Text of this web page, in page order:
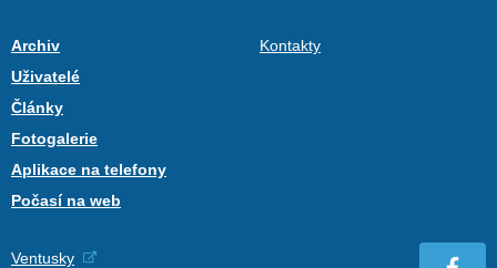
Archiv
Uživatelé
Články
Fotogalerie
Aplikace na telefony
Počasí na web
Kontakty
Ventusky